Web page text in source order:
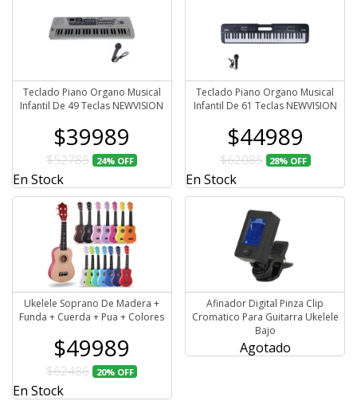
Teclado Piano Organo Musical
Infantil De 49 Teclas NEWVISION
$39989
$52785 24% OFF
En Stock
Teclado Piano Organo Musical
Infantil De 61 Teclas NEWVISION
$44989
$62085 28% OFF
En Stock
Ukelele Soprano De Madera +
Funda + Cuerda + Pua + Colores
$49989
$62486 20% OFF
En Stock
Afinador Digital Pinza Clip
Cromatico Para Guitarra Ukelele
Bajo
Agotado